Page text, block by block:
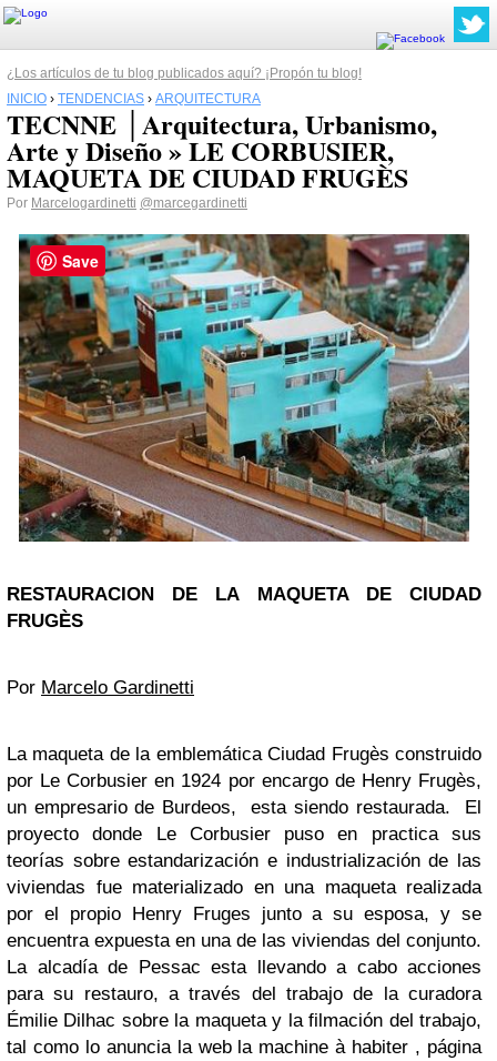
¿Los artículos de tu blog publicados aquí? ¡Propón tu blog!
INICIO › TENDENCIAS › ARQUITECTURA
TECNNE │Arquitectura, Urbanismo,
Arte y Diseño » LE CORBUSIER,
MAQUETA DE CIUDAD FRUGÈS
Por Marcelogardinetti @marcegardinetti
RESTAURACION DE LA MAQUETA DE CIUDAD
FRUGÈS
Por Marcelo Gardinetti
La maqueta de la emblemática Ciudad Frugès construido
por Le Corbusier en 1924 por encargo de Henry Frugès,
un empresario de Burdeos, esta siendo restaurada. El
proyecto donde Le Corbusier puso en practica sus
teorías sobre estandarización e industrialización de las
viviendas fue materializado en una maqueta realizada
por el propio Henry Fruges junto a su esposa, y se
encuentra expuesta en una de las viviendas del conjunto.
La alcadía de Pessac esta llevando a cabo acciones
para su restauro, a través del trabajo de la curadora
Émilie Dilhac sobre la maqueta y la filmación del trabajo,
tal como lo anuncia la web la machine à habiter , página
Save